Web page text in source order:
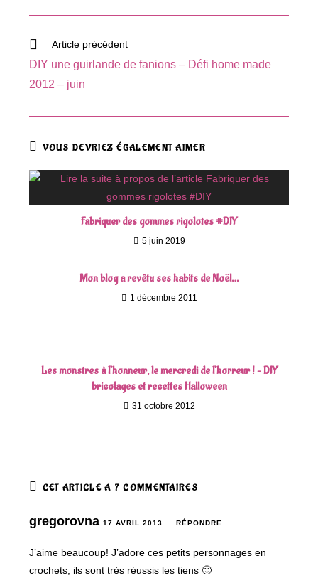
autre
Read
articles
Article précédent
DIY une guirlande de fanions – Défi home made
2012 – juin
VOUS DEVRIEZ ÉGALEMENT AIMER
Fabriquer des gommes rigolotes #DIY
5 juin 2019
Mon blog a revêtu ses habits de Noël…
1 décembre 2011
Les monstres à l’honneur, le mercredi de l’horreur ! – DIY
bricolages et recettes Halloween
31 octobre 2012
CET ARTICLE A 7 COMMENTAIRES
gregorovna17 AVRIL 2013 RÉPONDRE
J’aime beaucoup! J’adore ces petits personnages en
crochets, ils sont très réussis les tiens 🙂